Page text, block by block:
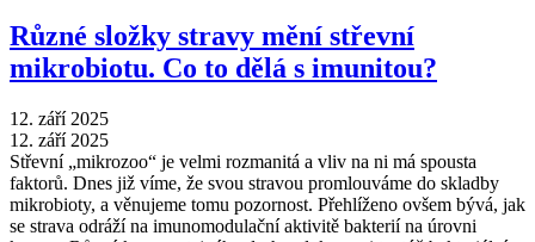
Různé složky stravy mění střevní
mikrobiotu. Co to dělá s imunitou?
12. září 2025
12. září 2025
Střevní „mikrozoo“ je velmi rozmanitá a vliv na ni má spousta
faktorů. Dnes již víme, že svou stravou promlouváme do skladby
mikrobioty, a věnujeme tomu pozornost. Přehlíženo ovšem bývá, jak
se strava odráží na imunomodulační aktivitě bakterií na úrovni